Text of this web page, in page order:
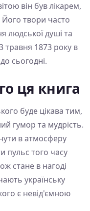
він був лікарем,
Його твори часто
людської душі та
травня 1873 року в
сьогодні.
ця книга
буде цікава тим,
гумор та мудрість.
в атмосферу
пульс того часу
стане в нагоді
українську
є невід'ємною